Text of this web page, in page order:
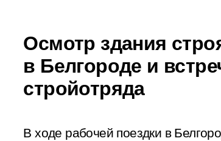
Осмотр здания
в Белгороде и
стройотряда
В ходе рабочей поездки в